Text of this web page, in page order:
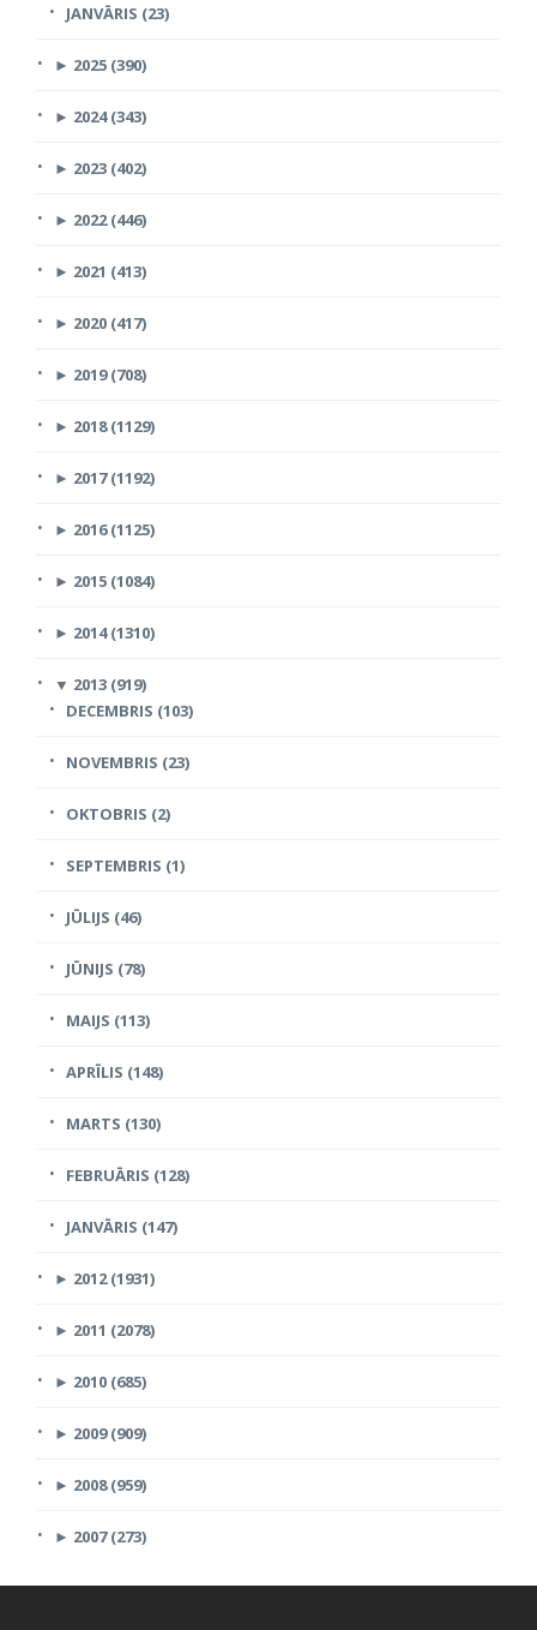
JANVĀRIS (23)
► 2025 (390)
► 2024 (343)
► 2023 (402)
► 2022 (446)
► 2021 (413)
► 2020 (417)
► 2019 (708)
► 2018 (1129)
► 2017 (1192)
► 2016 (1125)
► 2015 (1084)
► 2014 (1310)
▼ 2013 (919)
DECEMBRIS (103)
NOVEMBRIS (23)
OKTOBRIS (2)
SEPTEMBRIS (1)
JŪLIJS (46)
JŪNIJS (78)
MAIJS (113)
APRĪLIS (148)
MARTS (130)
FEBRUĀRIS (128)
JANVĀRIS (147)
► 2012 (1931)
► 2011 (2078)
► 2010 (685)
► 2009 (909)
► 2008 (959)
► 2007 (273)